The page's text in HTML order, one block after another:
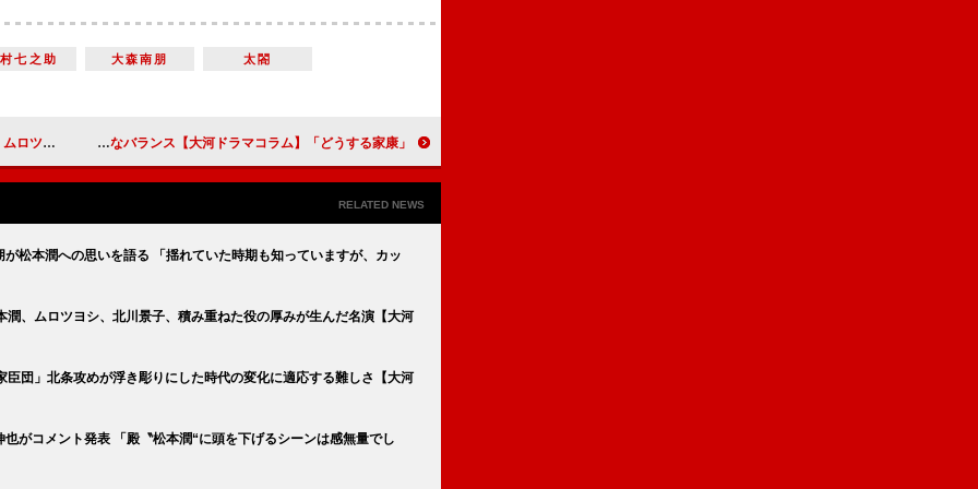
七之助 大森南朋 太閤
ドラマコラム】 「どうする家康」第40回「天下人家康」 家康の“狸ぶり”を際立たせる絶妙なバランス【大河ドラマコラム】
RELATED NEWS
松本潤への思いを語る 「揺れていた時期も知っていますが、カッ
、ムロツヨシ、北川景子、積み重ねた役の厚みが生んだ名演【大河
団」北条攻めが浮き彫りにした時代の変化に適応する難しさ【大河
がコメント発表 「殿〝松本潤“に頭を下げるシーンは感無量でし